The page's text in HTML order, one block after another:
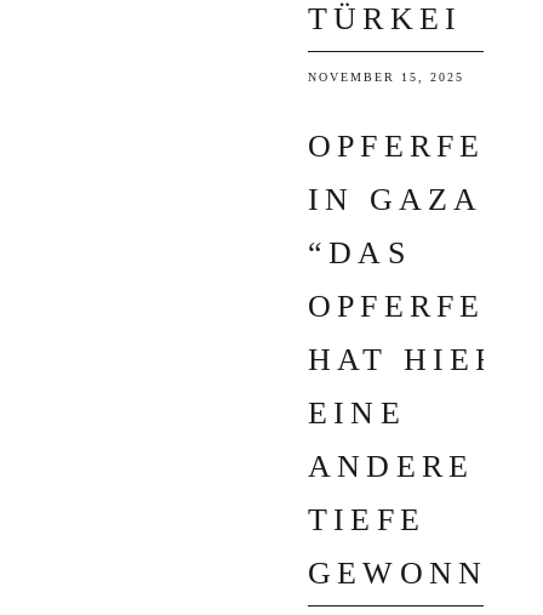
TÜRKEI
NOVEMBER 15, 2025
OPFERFEST
IN GAZA:
“DAS
OPFERFEST
HAT HIER
EINE
ANDERE
TIEFE